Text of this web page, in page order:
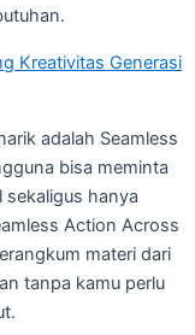
Kreativitas Generasi
adalah Seamless
bisa meminta
sekaligus hanya
Action Across
materi dari
tanpa kamu perlu